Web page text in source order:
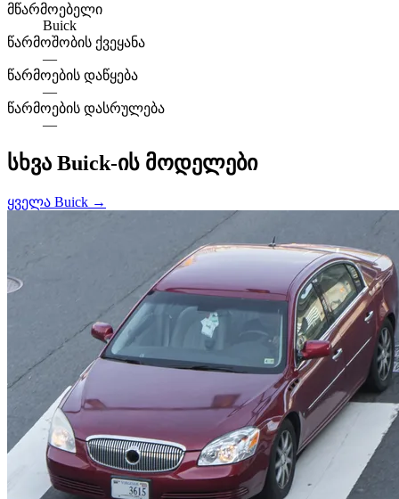
მწარმოებელი
Buick
წარმოშობის ქვეყანა
—
წარმოების დაწყება
—
წარმოების დასრულება
—
სხვა Buick-ის მოდელები
ყველა Buick →